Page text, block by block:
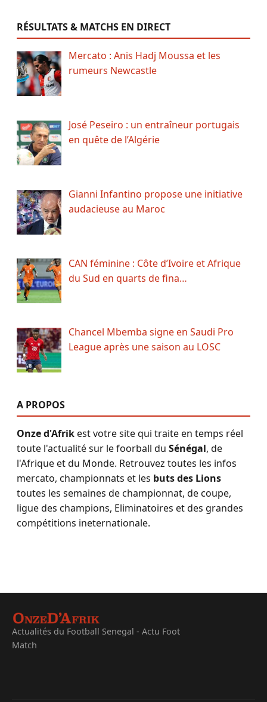
RÉSULTATS & MATCHS EN DIRECT
Mercato : Anis Hadj Moussa et les
rumeurs Newcastle
José Peseiro : un entraîneur portugais
en quête de l’Algérie
Gianni Infantino propose une initiative
audacieuse au Maroc
CAN féminine : Côte d’Ivoire et Afrique
du Sud en quarts de fina…
Chancel Mbemba signe en Saudi Pro
League après une saison au LOSC
A PROPOS
Onze d'Afrikest votre site qui traite en temps réel
toute l'actualité sur le foorball du Sénégal, de
l'Afrique et du Monde. Retrouvez toutes les infos
mercato, championnats et les buts des Lions
toutes les semaines de championnat, de coupe,
ligue des champions, Eliminatoires et des grandes
compétitions ineternationale.
Actualités du Football Senegal - Actu Foot
Match